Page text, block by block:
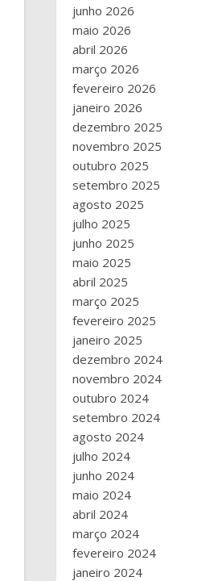
junho 2026
maio 2026
abril 2026
março 2026
fevereiro 2026
janeiro 2026
dezembro 2025
novembro 2025
outubro 2025
setembro 2025
agosto 2025
julho 2025
junho 2025
maio 2025
abril 2025
março 2025
fevereiro 2025
janeiro 2025
dezembro 2024
novembro 2024
outubro 2024
setembro 2024
agosto 2024
julho 2024
junho 2024
maio 2024
abril 2024
março 2024
fevereiro 2024
janeiro 2024